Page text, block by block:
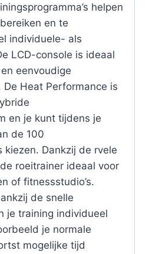
helpen
en te
individuele- als
LCD-console is ideaal
eenvoudige
Heat Performance is
en je kunt tijdens je
de 100
Dankzij de rvele
roeitrainer ideaal voor
of fitnessstudio’s.
de snelle
je training individueel
je normale
mogelijke tijd